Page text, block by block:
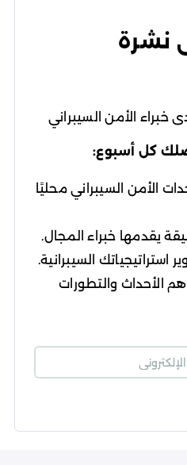
نشرة
خبراء الأمن السيبراني
كل أسبوع:
الأمن السيبراني محليًا
يقدمها خبراء المجال.
استراتيجياتك السيبرانية.
الأحداث والتطورات